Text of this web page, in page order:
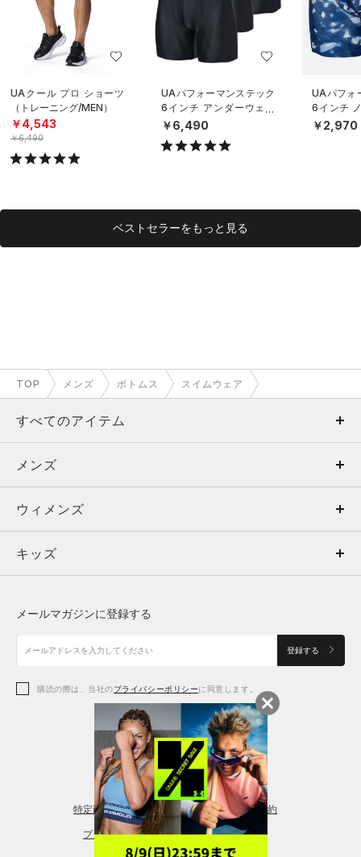
UAクール プロ ショーツ
（トレーニング/MEN）
￥4,543
￥6,490
UAパフォーマンステック
6インチ アンダーウェア
（3枚セット）（トレーニ
ング/MEN）
￥6,490
UAパフォ
6インチ
ダーウェ
グ/MEN）
￥2,970
ベストセラーをもっと見る
TOP メンズ ボトムス スイムウェア
すべてのアイテム
メンズ
ウィメンズ
キッズ
アクセサリー
メンズ
トップス
ボトムス
アクセサリー
ウィメンズ
トップス
シューズ
アクセサリー
レギンス＆タイツ
キッズ
シューズ
メールマガジンに登録する
登録する
購読の際は、当社のプライバシーポリシーに同意します。
特定商取引法に基づく通販の表記 会員規約
プライバシーポリシー